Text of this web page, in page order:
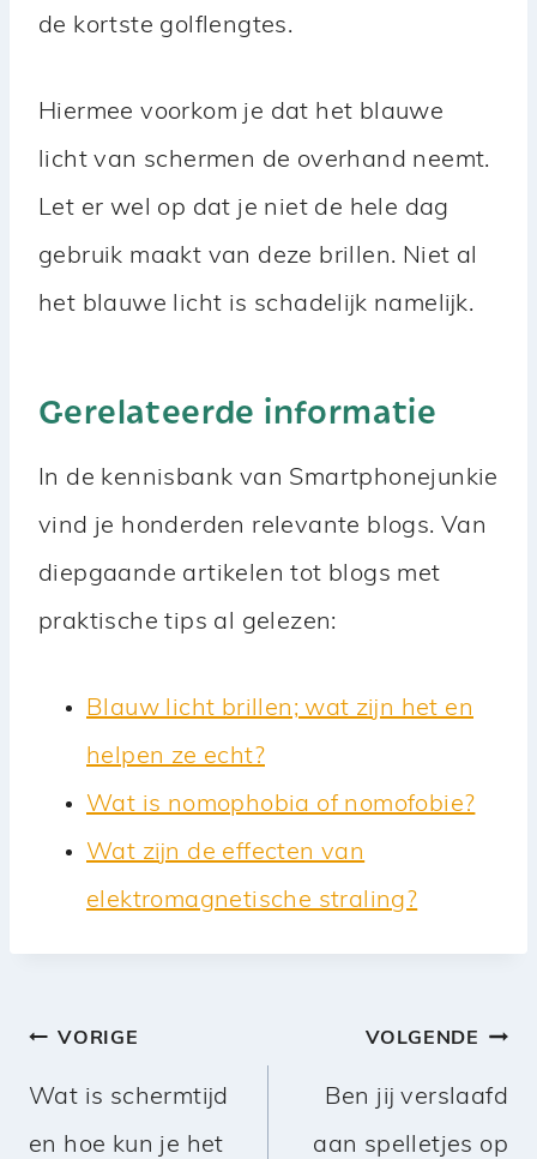
de kortste golflengtes.
Hiermee voorkom je dat het blauwe
licht van schermen de overhand neemt.
Let er wel op dat je niet de hele dag
gebruik maakt van deze brillen. Niet al
het blauwe licht is schadelijk namelijk.
Gerelateerde informatie
In de kennisbank van Smartphonejunkie
vind je honderden relevante blogs. Van
diepgaande artikelen tot blogs met
praktische tips al gelezen:
Blauw licht brillen; wat zijn het en
helpen ze echt?
Wat is nomophobia of nomofobie?
Wat zijn de effecten van
elektromagnetische straling?
Bericht
navigatie
VORIGE
Wat is schermtijd
en hoe kun je het
VOLGENDE
Ben jij verslaafd
aan spelletjes op